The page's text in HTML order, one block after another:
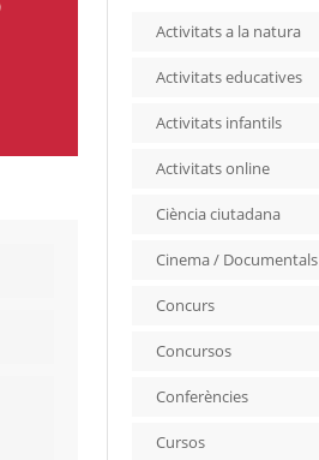
Activitats a la natura
Activitats educatives
Activitats infantils
Activitats online
Ciència ciutadana
Cinema / Documentals
Concurs
Concursos
Conferències
Cursos